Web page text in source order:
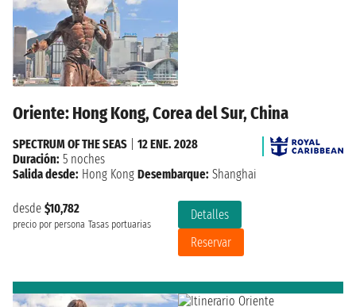
Oriente: Hong Kong, Corea del Sur, China
desde $10,782
precio por persona Tasas portuarias
Detalles
Reservar
SPECTRUM OF THE SEAS
12 ENE. 2028
Duración: 5 noches
Salida desde: Hong Kong Desembarque: Shanghai